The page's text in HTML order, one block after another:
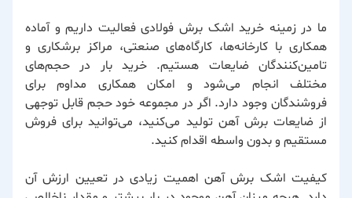
ما در زمینه خرید اشک برش فولادی فعالیت داریم و آماده
همکاری با کارخانه‌ها، کارگاه‌های صنعتی، مراکز برشکاری و
تامین‌کنندگان ضایعات هستیم. خرید بار در حجم‌های
مختلف انجام می‌شود و امکان همکاری مداوم برای
فروشندگان وجود دارد. اگر در مجموعه خود حجم قابل توجهی
از ضایعات برش آهن تولید می‌کنید، می‌توانید برای فروش
مستقیم و بدون واسطه اقدام کنید.
کیفیت اشک برش آهن اهمیت زیادی در تعیین ارزش آن